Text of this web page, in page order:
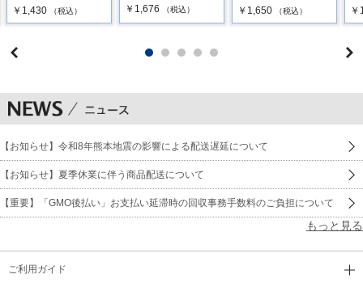
￥1,430 （税込） ￥1,676 （税込） ￥1,650 （税込）
【お知らせ】令和8年熊本地震の影響による配送遅延について
【お知らせ】夏季休業に伴う商品配送について
【重要】「GMO後払い」お支払い延滞時の回収事務手数料のご負担について
もっと見る
ご利用ガイド